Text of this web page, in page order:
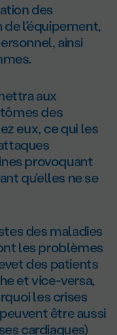
des
l’équipement,
ainsi
aux
des
eux, ce qui les
provoquant
qu’elles ne se
des maladies
les problèmes
des patients
et vice-versa,
les crises
être aussi
cardiaques)